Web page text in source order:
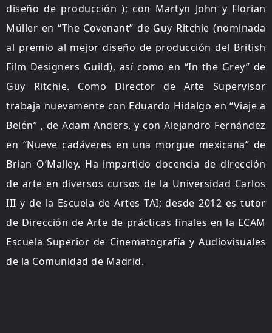
diseño de producción ); con Martyn John y Florian
Müller en “The Covenant” de Guy Ritchie (nominada
al premio al mejor diseño de producción del British
Film Designers Guild), así como en “In the Grey” de
Guy Ritchie. Como Director de Arte Supervisor
trabaja nuevamente con Eduardo Hidalgo en “Viaje a
Belén” , de Adam Anders, y con Alejandro Fernández
en “Nueve cadáveres en una morgue mexicana” de
Brian O’Malley. Ha impartido docencia de dirección
de arte en diversos cursos de la Universidad Carlos
III y de la Escuela de Artes TAI; desde 2012 es tutor
de Dirección de Arte de prácticas finales en la ECAM
Escuela Superior de Cinematografía y Audiovisuales
de la Comunidad de Madrid.